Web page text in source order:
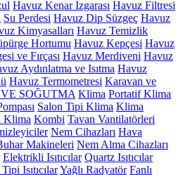
Havuz Kenar Izgarası Havuz Filtresi
Su Perdesi Havuz Dip Süzgeç Havuz
Kimyasalları Havuz Temizlik
Hortumu Havuz Kepçesi Havuz
ve Fırçası Havuz Merdiveni Havuz
Aydınlatma ve Isıtma Havuz
Havuz Termometresi Karavan ve
SOĞUTMA Klima Portatif Klima
Salon Tipi Klima Klima
Klima Kombi Tavan Vantilatörleri
Nem Cihazları Hava
Makineleri Nem Alma Cihazları
Elektrikli Isıtıcılar Quartz Isıtıcılar
IsıtıcılarYağlı Radyatör Fanlı